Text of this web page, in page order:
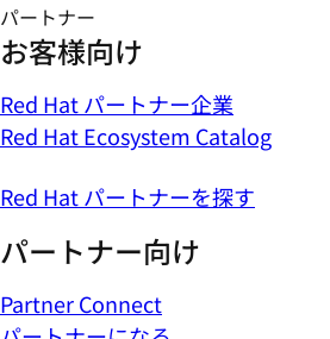
パートナー
お客様向け
Red Hat パートナー企業
Red Hat Ecosystem Catalog
Red Hat パートナーを探す
パートナー向け
Partner Connect